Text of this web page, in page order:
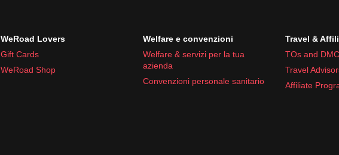
WeRoad Lovers
Gift Cards
WeRoad Shop
Welfare e convenzioni
Welfare & servizi per la tua
azienda
Convenzioni personale sanitario
Travel &
TOs and
Travel
Affiliate